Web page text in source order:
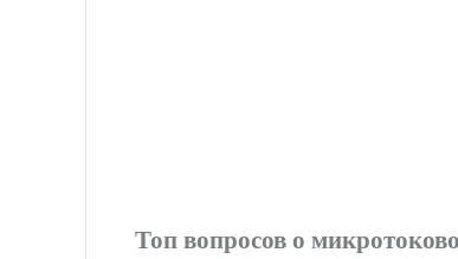
Топ вопросов о